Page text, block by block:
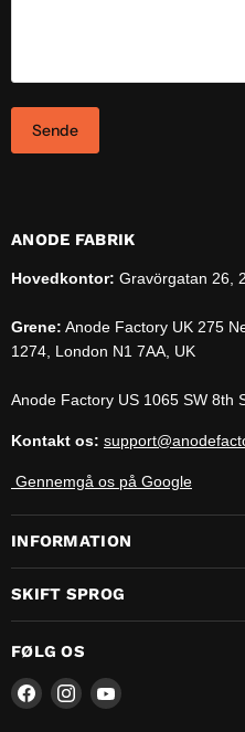
Sende
ANODE FABRIK
Hovedkontor: Gravörgatan 26,
Grene: Anode Factory UK 275
1274, London N1 7AA, UK
Anode Factory US 1065 SW 8th
Kontakt os:
Gennemgå os på Google
INFORMATION
SKIFT SPROG
FØLG OS
Find Find Find